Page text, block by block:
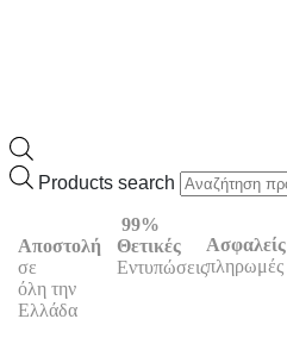
Products search
Αποστολή
σε
όλη την
Ελλάδα
99%
Θετικές
Εντυπώσεις
Ασφαλείς
πληρωμές